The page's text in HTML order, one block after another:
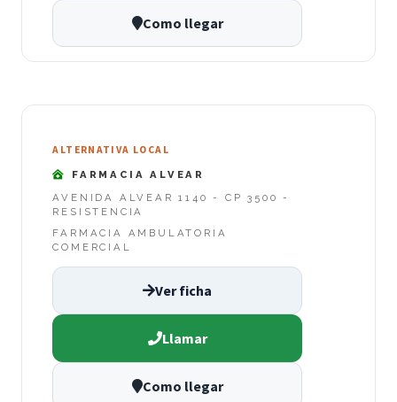
Como llegar
ALTERNATIVA LOCAL
FARMACIA ALVEAR
AVENIDA ALVEAR 1140 - CP 3500 -
RESISTENCIA
FARMACIA AMBULATORIA
COMERCIAL
Ver ficha
Llamar
Como llegar